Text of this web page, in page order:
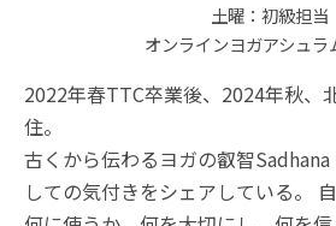
土曜：初級担当
オンラインヨガアシュラ
2022年春TTC卒業後、2024年秋、
住。
古くから伝わるヨガの叡智
しての気付きをシェアしている。